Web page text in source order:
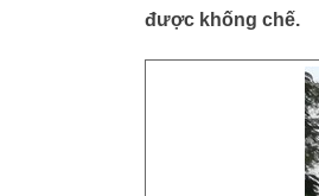
được khống chế.